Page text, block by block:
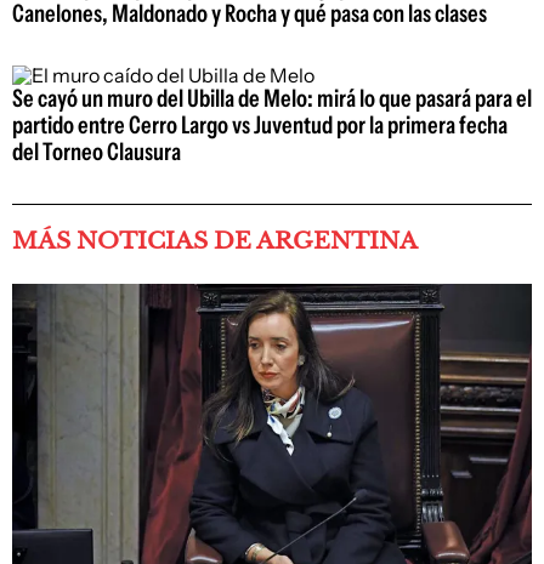
Canelones, Maldonado y Rocha y qué pasa con las clases
Se cayó un muro del Ubilla de Melo: mirá lo que pasará para el
partido entre Cerro Largo vs Juventud por la primera fecha
del Torneo Clausura
MÁS NOTICIAS DE ARGENTINA